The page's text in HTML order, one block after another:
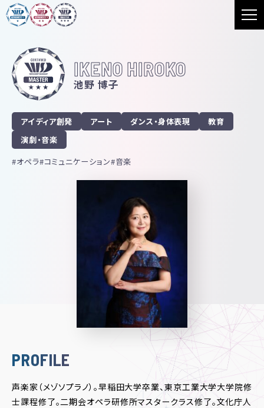
IKENO HIROKO
池野 博子
アイディア創発 アート ダンス・身体表現
教育
演劇・音楽
オペラ コミュニケーション 音楽
PROFILE
声楽家（メゾソプラノ）。早稲田大学卒業、東京工業大学大学院修
士課程修了。二期会オペラ研修所マスタークラス修了。文化庁人